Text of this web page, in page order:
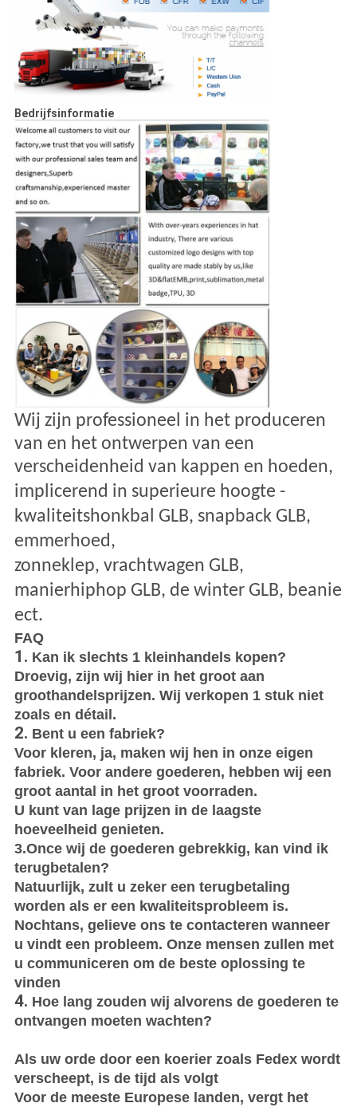
Bedrijfsinformatie
Wij zijn professioneel in het produceren
van en het ontwerpen van een
verscheidenheid van kappen en hoeden,
implicerend in superieure hoogte -
kwaliteitshonkbal GLB, snapback GLB,
emmerhoed,
zonneklep, vrachtwagen GLB,
manierhiphop GLB, de winter GLB, beanie
ect.
FAQ
1. Kan ik slechts 1 kleinhandels kopen?
Droevig, zijn wij hier in het groot aan
groothandelsprijzen. Wij verkopen 1 stuk niet
zoals en détail.
2. Bent u een fabriek?
Voor kleren, ja, maken wij hen in onze eigen
fabriek. Voor andere goederen, hebben wij een
groot aantal in het groot voorraden.
U kunt van lage prijzen in de laagste
hoeveelheid genieten.
3.Once wij de goederen gebrekkig, kan vind ik
terugbetalen?
Natuurlijk, zult u zeker een terugbetaling
worden als er een kwaliteitsprobleem is.
Nochtans, gelieve ons te contacteren wanneer
u vindt een probleem. Onze mensen zullen met
u communiceren om de beste oplossing te
vinden
4. Hoe lang zouden wij alvorens de goederen te
ontvangen moeten wachten?
Als uw orde door een koerier zoals Fedex wordt
verscheept, is de tijd als volgt
Voor de meeste Europese landen, vergt het